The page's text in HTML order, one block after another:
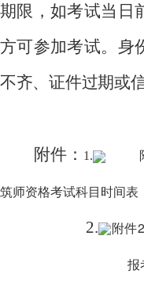
期限，如考试当日
方可参加考试。身
不齐、证件过期或
附件： 1.
筑师资格考试科目时间表
2.
附件
报